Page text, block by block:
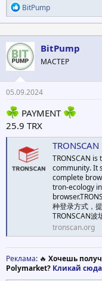
Р
е
а
к
ц
и
и
:
BitPump
BitPump
МАСТЕР
05.09.2024
PAYMENT
25.9 TRX
TRONSCAN
community. It
complete
tron-ecology
种登录方式，
TRONSCAN波
tronscan.org
Реклама: 🔥 Хочешь
Polymarket? Кликай